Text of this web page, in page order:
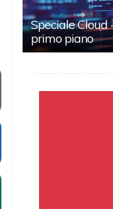
Speciale
primo piano